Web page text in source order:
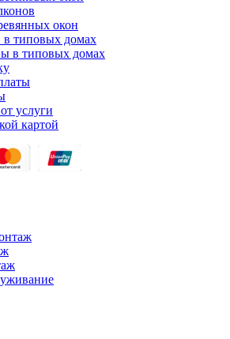
окон
в типовых домах
в типовых домах
услуги
картой